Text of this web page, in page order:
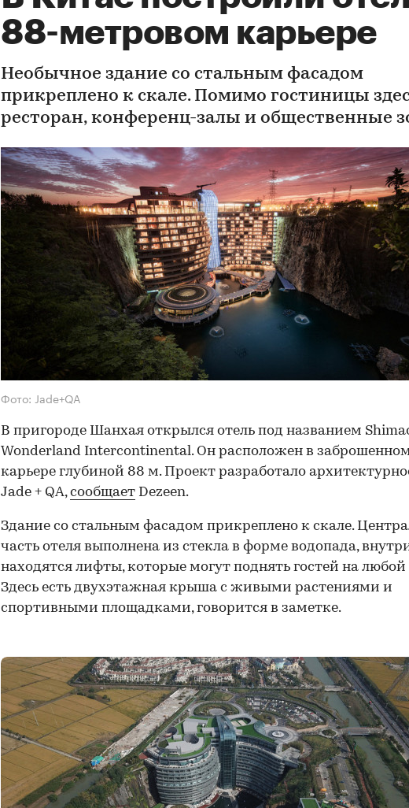
88-метровом карьере
Необычное здание со стальным фасадом
прикреплено к скале. Помимо гостиницы
ресторан, конференц-залы и общественные
Фото: Jade+QA
В пригороде Шанхая открылся отель под названием
Wonderland Intercontinental. Он расположен в
карьере глубиной 88 м. Проект разработало
Jade + QA,сообщает Dezeen.
Здание со стальным фасадом прикреплено к скале.
часть отеля выполнена из стекла в форме водопада,
находятся лифты, которые могут поднять гостей на
Здесь есть двухэтажная крыша с живыми растениями и
спортивными площадками, говорится в заметке.